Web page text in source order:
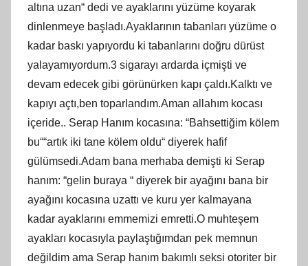
altına uzan“ dedi ve ayaklarını yüzüme koyarak
dinlenmeye başladı.Ayaklarının tabanları yüzüme o
kadar baskı yapıyordu ki tabanlarını doğru dürüst
yalayamıyordum.3 sigarayı ardarda içmişti ve
devam edecek gibi görünürken kapı çaldı.Kalktı ve
kapıyı açtı,ben toparlandım.Aman allahım kocası
içeride.. Serap Hanım kocasına: “Bahsettiğim kölem
bu““artık iki tane kölem oldu“ diyerek hafif
gülümsedi.Adam bana merhaba demişti ki Serap
hanım: “gelin buraya “ diyerek bir ayağını bana bir
ayağını kocasına uzattı ve kuru yer kalmayana
kadar ayaklarını emmemizi emretti.O muhteşem
ayakları kocasıyla paylaştığımdan pek memnun
değildim ama Serap hanım bakımlı seksi otoriter bir